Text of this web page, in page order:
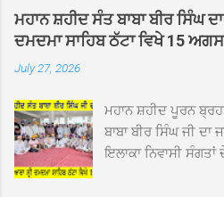
ਭਗਵਾਨਪੁਰ, ਝੁੱਗੀਆਂ
ਅਬਾਦ, ਕੋਲੀਆਂਵਾਲ,
ਟੋਡਰਵਾਲ, ਨਵਾਂ ਠੱਟਾ,
ਵਿਖੇ ਪਹੁੰਚਣ ’ਤੇ ਮੁੱਖ
ਇਲਾਕੇ ਦੀਆਂ ਸੰਗਤਾਂ ਵੱਲੋਂ
ਸਵਾਗਤ ਕੀਤਾ ਗਿਆ।
ਮਹਾਨ ਸ਼ਹੀਦ ਸੰਤ ਬਾਬਾ ਬੀਰ ਸਿੰਘ
ਦਮਦਮਾ ਸਾਹਿਬ ਠੱਟਾ ਵਿਖੇ 15
July 27, 2026
ਮਹਾਨ ਸ਼ਹੀਦ ਪੂਰਨ
ਬਾਬਾ ਬੀਰ ਸਿੰਘ ਜੀ
ਇਲਾਕਾ ਨਿਵਾਸੀ